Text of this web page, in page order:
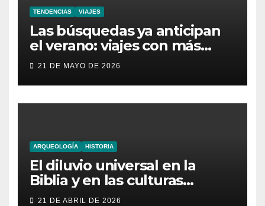
TENDENCIAS VIAJES
Las búsquedas ya anticipan
el verano: viajes con más
aventura, moda inesperada y
21 DE MAYO DE 2026
ARQUEOLOGÍA HISTORIA
El diluvio universal en la
Biblia y en las culturas
antiguas
21 DE ABRIL DE 2026